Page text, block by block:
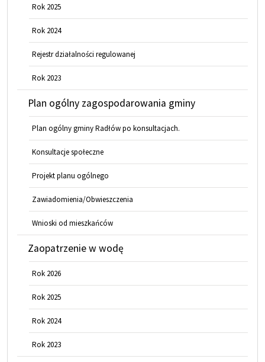
Rok 2025
Rok 2024
Rejestr działalności regulowanej
Rok 2023
Plan ogólny zagospodarowania gminy
Plan ogólny gminy Radłów po konsultacjach.
Konsultacje społeczne
Projekt planu ogólnego
Zawiadomienia/Obwieszczenia
Wnioski od mieszkańców
Zaopatrzenie w wodę
Rok 2026
Rok 2025
Rok 2024
Rok 2023